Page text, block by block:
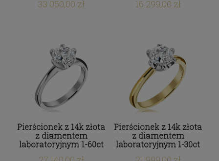
33 050,00 zł 16 299,00 zł
Pierścionek z 14k złota
z diamentem
laboratoryjnym 1-60ct
Pierścionek z 14k złota
z diamentem
laboratoryjnym 1-30ct